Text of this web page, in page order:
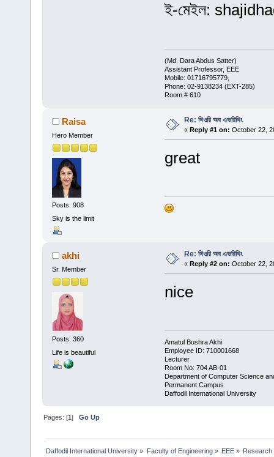
ই-মেইল:
(Md. Dara Abdus Satter)
Assistant Professor, EEE
Mobile: 01716795779,
Phone: 02-9138234 (EXT-285)
Room # 610
Raisa
Hero Member
Posts: 908
Sky is the limit
Re: থিওরি অব এভরিথিং
« Reply #1 on: October 22,
great
akhi
Sr. Member
Posts: 360
Life is beautiful
Re: থিওরি অব এভরিথিং
« Reply #2 on: October 22,
nice
Amatul Bushra Akhi
Employee ID: 710001668
Lecturer
Room No: 704 AB-01
Department of Computer Science
Permanent Campus
Daffodil International University
Pages: [1]Go Up
Daffodil International University » Faculty of Engineering» EEE» Research